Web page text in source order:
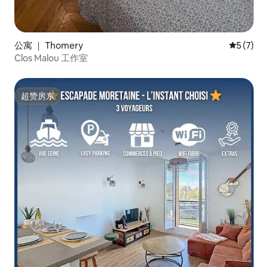
公寓 ｜ Thomery 平均评分
5 (7)
Clos Malou 工作室
超赞房东
超赞房东